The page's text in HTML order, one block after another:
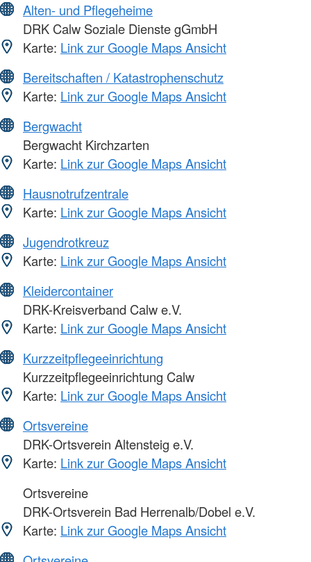
Alten- und Pflegeheime
DRK Calw Soziale Dienste gGmbH
Karte: Link zur Google Maps Ansicht
Bereitschaften / Katastrophenschutz
Karte: Link zur Google Maps Ansicht
Bergwacht
Bergwacht Kirchzarten
Karte: Link zur Google Maps Ansicht
Hausnotrufzentrale
Karte: Link zur Google Maps Ansicht
Jugendrotkreuz
Karte: Link zur Google Maps Ansicht
Kleidercontainer
DRK-Kreisverband Calw e.V.
Karte: Link zur Google Maps Ansicht
Kurzzeitpflegeeinrichtung
Kurzzeitpflegeeinrichtung Calw
Karte: Link zur Google Maps Ansicht
Ortsvereine
DRK-Ortsverein Altensteig e.V.
Karte: Link zur Google Maps Ansicht
Ortsvereine
DRK-Ortsverein Bad Herrenalb/Dobel e.V.
Karte: Link zur Google Maps Ansicht